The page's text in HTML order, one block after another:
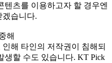
텐츠를 이용하고자 할 경우엔
겠습니다.
해
해 타인의 저작권이 침해되
생할 수도 있습니다. KT Pick